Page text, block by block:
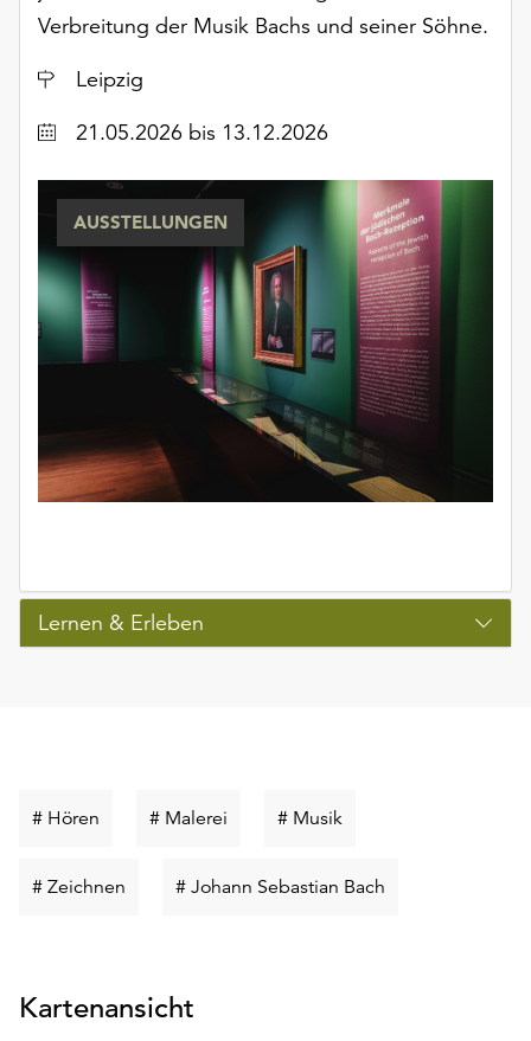
Verbreitung der Musik Bachs und seiner Söhne.
Ort
Leipzig
Datum21.05.2026 bis 13.12.2026
AUSSTELLUNGEN
Lernen & Erleben
# Hören Schlüsselwort
# Malerei Schlüsselwort
# Musik
# Zeichnen Schlüsselwort
# Johann Sebastian Bach
Kartenansicht